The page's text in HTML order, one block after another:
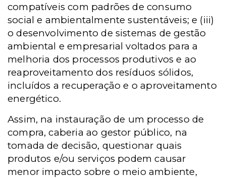
compatíveis com padrões de consumo
social e ambientalmente sustentáveis; e (iii)
o desenvolvimento de sistemas de gestão
ambiental e empresarial voltados para a
melhoria dos processos produtivos e ao
reaproveitamento dos resíduos sólidos,
incluídos a recuperação e o aproveitamento
energético.
Assim, na instauração de um processo de
compra, caberia ao gestor público, na
tomada de decisão, questionar quais
produtos e/ou serviços podem causar
menor impacto sobre o meio ambiente,